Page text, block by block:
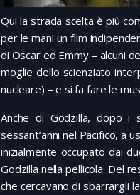
Qui la strada scelta è più
per le mani un film
di Oscar ed Emmy – alcuni
moglie dello scienziato
nucleare) – e si fa fare le
Anche di Godzilla, dopo i
sessant’anni nel Pacifico, a
inizialmente occupato dai
Godzilla nella pellicola. Del
che cercavano di sbarrargli